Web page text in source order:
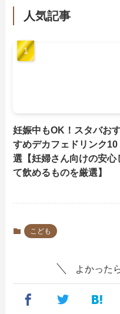
人気記事
妊娠中もOK！スタバお
すめデカフェドリンク10
選【妊婦さん向けの安心
て飲めるものを厳選】
こども
よかった